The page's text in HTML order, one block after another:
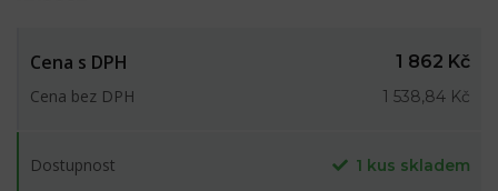
Cena s DPH
1 862 Kč
Cena bez DPH
1 538,84 Kč
Dostupnost 1 kus skladem